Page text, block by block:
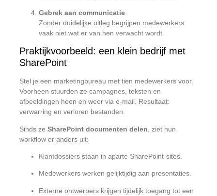
Gebrek aan communicatie
Zonder duidelijke uitleg begrijpen medewerkers
vaak niet wat er van hen verwacht wordt.
Praktijkvoorbeeld: een klein bedrijf met
SharePoint
Stel je een marketingbureau met tien medewerkers voor.
Voorheen stuurden ze campagnes, teksten en
afbeeldingen heen en weer via e-mail. Resultaat:
verwarring en verloren bestanden.
Sinds ze SharePoint documenten delen , ziet hun
workflow er anders uit:
Klantdossiers staan in aparte SharePoint-sites.
Medewerkers werken gelijktijdig aan presentaties.
Externe ontwerpers krijgen tijdelijk toegang tot een